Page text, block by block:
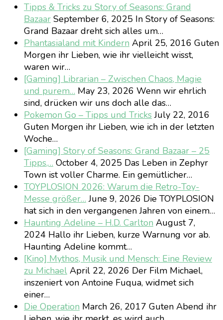
Tipps & Tricks zu Story of Seasons: Grand
Bazaar September 6, 2025 In Story of Seasons:
Grand Bazaar dreht sich alles um…
Phantasialand mit Kindern April 25, 2016 Guten
Morgen ihr Lieben, wie ihr vielleicht wisst,
waren wir…
[Gaming] Librarian – Zwischen Chaos, Magie
und purem… May 23, 2026 Wenn wir ehrlich
sind, drücken wir uns doch alle das…
Pokemon Go – Tipps und TricksJuly 22, 2016
Guten Morgen ihr Lieben, wie ich in der letzten
Woche…
[Gaming] Story of Seasons: Grand Bazaar – 25
Tipps,… October 4, 2025 Das Leben in Zephyr
Town ist voller Charme. Ein gemütlicher…
TOYPLOSION 2026: Warum die Retro-Toy-
Messe größer… June 9, 2026 Die TOYPLOSION
hat sich in den vergangenen Jahren von einem…
Haunting Adeline – H.D. Carlton August 7,
2024 Hallo ihr Lieben, kurze Warnung vor ab.
Haunting Adeline kommt…
[Kino] Mythos, Musik und Mensch: Eine Review
zu Michael April 22, 2026 Der Film Michael,
inszeniert von Antoine Fuqua, widmet sich
einer…
Die Operation March 26, 2017 Guten Abend ihr